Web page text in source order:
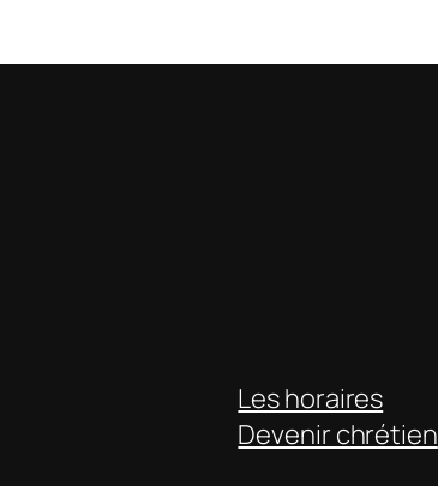
Les horaires
Devenir chrétien